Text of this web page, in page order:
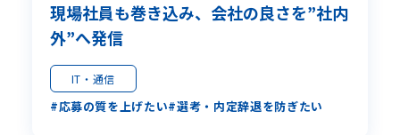
現場社員も巻き込み、会社の良さを”社内
外”へ発信
IT・通信
応募の質を上げたい 選考・内定辞退を防ぎたい